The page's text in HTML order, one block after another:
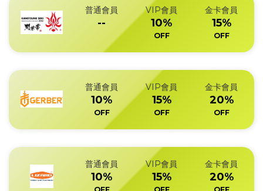
普通會員
--
VIP會員
10%
OFF
金卡會員
15%
OFF
普通會員
10%
OFF
VIP會員
15%
OFF
金卡會員
20%
OFF
普通會員
10%
VIP會員
15%
金卡會員
20%